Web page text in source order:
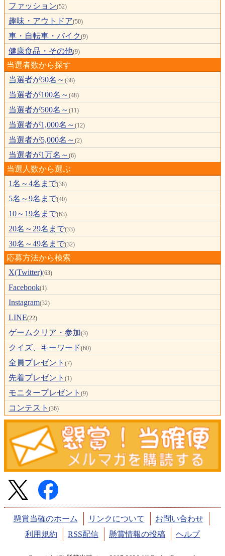
ファッション(52)
趣味・アウトドア(50)
車・自転車・バイク (9)
健康食品・その他(9)
当選者数から探す
当選者が50名～ (38)
当選者が100名～ (48)
当選者が500名～ (11)
当選者が1,000名～ (12)
当選者が5,000名～ (2)
当選者が1万名～ (6)
当選人数から選ぶ
1名～4名まで(38)
5名～9名まで(40)
10～19名まで(63)
20名～29名まで(33)
30名～49名まで(32)
応募方法から検索
X(Twitter)(63)
Facebook(1)
Instagram(32)
LINE(22)
ゲームクリア・参加(3)
クイズ、キーワード(60)
全員プレゼント (7)
先着プレゼント (1)
モニタープレゼント (9)
コンテスト (36)
懸賞当確のホーム リンクについて
お問い合わせ
利用規約
RSS配信 懸賞情報の投稿 ヘルプ